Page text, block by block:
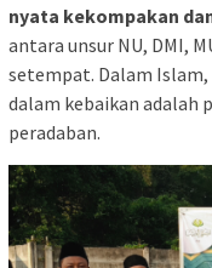
nyata kekompakan
antara unsur NU, DMI,
setempat. Dalam
dalam kebaikan adalah
peradaban.